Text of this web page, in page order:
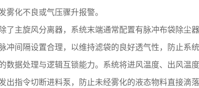
雾化不良或气压骤升报警。
了主旋风分离器，系统末端通常配置有脉冲布袋除尘
间隔设置合理，以维持滤袋的良好透气性，防止系
数据处理与逻辑互锁能力。系统将进风温度、出风温
出指令切断进料泵，防止未经雾化的液态物料直接滴